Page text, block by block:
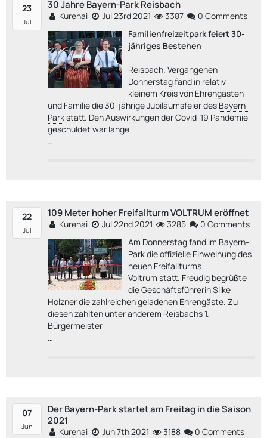
23
Jul
30 Jahre Bayern-Park Reisbach
Kurenai Jul 23rd 2021 3387
0 Comments
Familienfreizeitpark feiert 30-
jähriges Bestehen
Reisbach. Vergangenen
Donnerstag fand in relativ
kleinem Kreis von Ehrengästen
und Familie die 30-jährige Jubiläumsfeier des Bayern-
Parkstatt. Den Auswirkungen der Covid-19 Pandemie
geschuldet war lange
…
22
Jul
109 Meter hoher Freifallturm VOLTRUM eröffnet
Kurenai Jul 22nd 2021 3285
0 Comments
Am Donnerstag fand im Bayern-
Parkdie offizielle Einweihung des
neuen Freifallturms
Voltrum statt. Freudig begrüßte
die Geschäftsführerin Silke
Holzner die zahlreichen geladenen Ehrengäste. Zu
diesen zählten unter anderem Reisbachs 1.
Bürgermeister
…
07
Jun
Der Bayern-Park startet am Freitag in die Saison
2021
Kurenai Jun 7th 2021 3188
0 Comments